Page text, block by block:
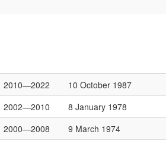
2010—2022 10 October 1987
2002—2010 8 January 1978
2000—2008 9 March 1974